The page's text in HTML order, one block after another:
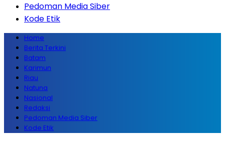
Pedoman Media Siber
Kode Etik
Home
Berita Terkini
Batam
Karimun
Riau
Natuna
Nasional
Redaksi
Pedoman Media Siber
Kode Etik